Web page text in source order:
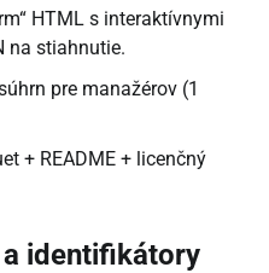
HTML s interaktívnymi
na stiahnutie.
pre manažérov (1
+ README + licenčný
identifikátory